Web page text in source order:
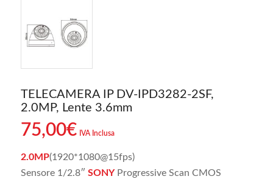
TELECAMERA IP DV-IPD3282-2SF,
2.0MP, Lente 3.6mm
75,00€ IVA Inclusa
2.0MP(1920*1080@15fps)
Sensore 1/2.8″ SONYProgressive Scan CMOS